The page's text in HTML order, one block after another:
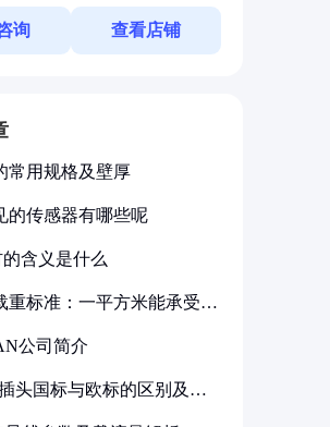
询 查看店铺
常用规格及壁厚
的传感器有哪些呢
的含义是什么
重标准：一平方米能承受多
公司简介
头国标与欧标的区别及其